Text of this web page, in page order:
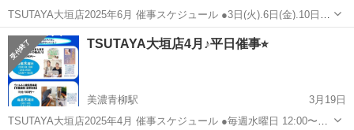
TSUTAYA大垣店2025年6月 催事スケジュール ●3日(火).6日(金).10日
(火).13日(金) 10:00〜20:00 『カフスキングダム』 カフスキングダム
@cuffs_kingdom ●20日(金)....
岐阜 大垣市 美濃青柳駅 ワークショップ
TSUTAYA大垣店4月♪平日催事⭐︎
美濃青柳駅
3月19日
TSUTAYA大垣店2025年4月 催事スケジュール ●毎週水曜日 12:00〜